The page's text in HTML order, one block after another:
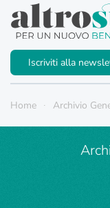
Passa al
Iscriviti alla
Home Archivio